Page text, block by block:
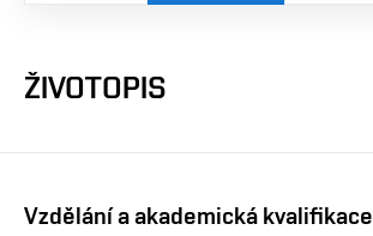
ŽIVOTOPIS
Vzdělání a akademická kvalifikace